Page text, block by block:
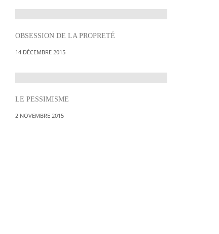
OBSESSION DE LA PROPRETÉ
14 DÉCEMBRE 2015
LE PESSIMISME
2 NOVEMBRE 2015